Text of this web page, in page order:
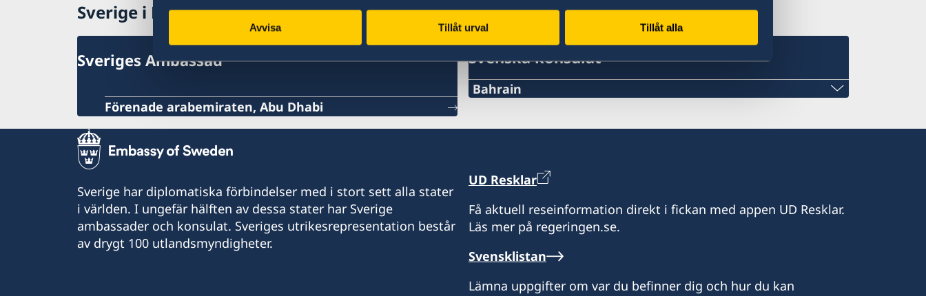
Avvisa Tillåt urval Tillåt alla
Sverige i Bahrain
Sveriges Ambassad
Förenade arabemiraten, Abu Dhabi
Svenska konsulat
Bahrain
Fax
+973 17 320 498
Öppettider är på söndagar, tisdagar och torsdagar från 9:00 till
Sverige har diplomatiska förbindelser med i stort sett alla stater
i världen. I ungefär hälften av dessa stater har Sverige
ambassader och konsulat. Sveriges utrikesrepresentation består
av drygt 100 utlandsmyndigheter.
UD Resklar
Få aktuell reseinformation direkt i fickan med appen UD Resklar.
Läs mer på regeringen.se.
Svensklistan
Lämna uppgifter om var du befinner dig och hur du kan